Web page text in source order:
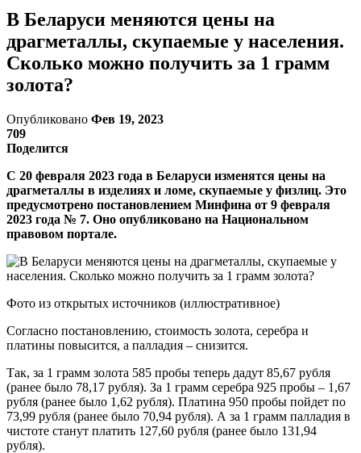
В Беларуси меняются цены на
драгметаллы, скупаемые у населения.
Сколько можно получить за 1 грамм
золота?
Опубликовано Фев 19, 2023
709
Поделится
С 20 февраля 2023 года в Беларуси изменятся цены на
драгметаллы в изделиях и ломе, скупаемые у физлиц. Это
предусмотрено постановлением Минфина от 9 февраля
2023 года № 7. Оно опубликовано на Национальном
правовом портале.
Фото из открытых источников (иллюстративное)
Согласно постановлению, стоимость золота, серебра и
платины повысится, а палладия – снизится.
Так, за 1 грамм золота 585 пробы теперь дадут 85,67 рубля
(ранее было 78,17 рубля). За 1 грамм серебра 925 пробы – 1,67
рубля (ранее было 1,62 рубля). Платина 950 пробы пойдет по
73,99 рубля (ранее было 70,94 рубля). А за 1 грамм палладия в
чистоте станут платить 127,60 рубля (ранее было 131,94
рубля).